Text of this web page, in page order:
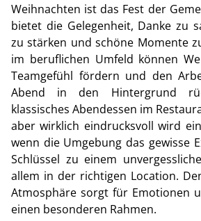
Weihnachten ist das Fest der
bietet die Gelegenheit, Danke zu
zu stärken und schöne Momente
im beruflichen Umfeld können
Teamgefühl fördern und den
Abend in den Hintergrund
klassisches Abendessen im
aber wirklich eindrucksvoll wird
wenn die Umgebung das gewisse
Schlüssel zu einem
allem in der richtigen Location.
Atmosphäre sorgt für Emotionen
einen besonderen Rahmen.